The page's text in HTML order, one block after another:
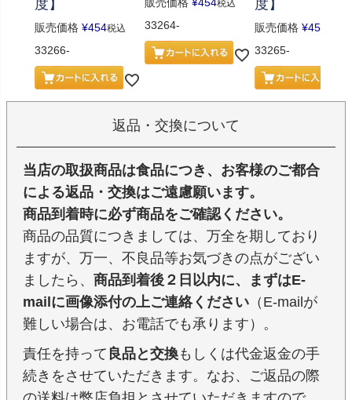
度】
販売価格 ¥454税込
33266-
販売価格 ¥454税込
33264-
度】
販売価格 ¥454
33265-
返品・交換について
当店の取扱商品は食品につき、お客様のご都合
による返品・交換はご遠慮願います。
商品到着時に必ず商品をご確認ください。
商品の品質につきましては、万全を期しており
ますが、万一、不良品等お気づきの点がござい
ましたら、 商品到着後２日以内に、まずはE-
mailに画像添付の上ご連絡ください （E-mailが
難しい場合は、お電話でも承ります）。
責任を持って 良品と交換もしくは代金返金の手
続きをさせていただきます。なお、ご返品の際